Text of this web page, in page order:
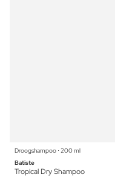
Droogshampoo ⋅ 200 ml
Batiste
Tropical Dry Shampoo